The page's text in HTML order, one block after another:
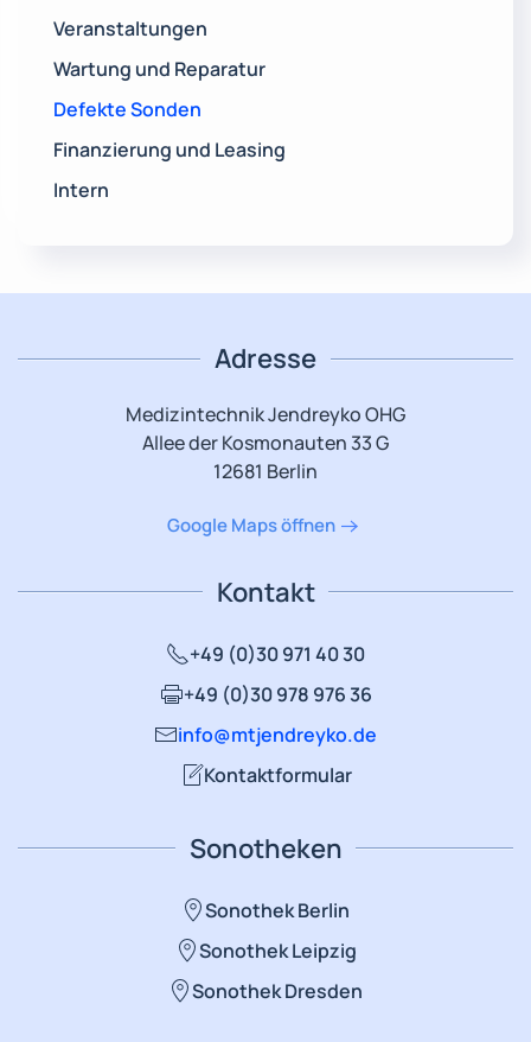
Veranstaltungen
Wartung und Reparatur
Defekte Sonden
Finanzierung und Leasing
Intern
Adresse
Medizintechnik Jendreyko OHG
Allee der Kosmonauten 33 G
12681 Berlin
Google Maps öffnen
Kontakt
+49 (0)30 971 40 30
+49 (0)30 978 976 36
info@mtjendreyko.de
Kontaktformular
Sonotheken
Sonothek Berlin
Sonothek Leipzig
Sonothek Dresden